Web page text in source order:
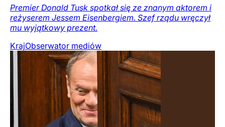
Premier Donald Tusk spotkał się ze znanym aktorem i
reżyserem Jessem Eisenbergiem. Szef rządu wręczył
mu wyjątkowy prezent.
KrajObserwator mediów